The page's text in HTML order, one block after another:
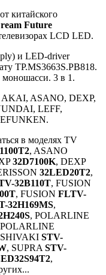
от китайского
Future
LCD LED.
и LED-driver
TP.MS3663S.PB818.
моношасси. 3 в 1.
AKAI, ASANO, DEXP,
LEFF,
в моделях TV
, ASANO
32D7100K, DEXP
32LED20T2,
32B110T, FUSION
, FUSION FLTV-
32H169MS,
, POLARLINE
STV-
, SUPRA STV-
,